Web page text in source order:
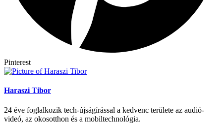
Pinterest
Haraszi Tibor
24 éve foglalkozik tech-újságírással a kedvenc területe az audió-
videó, az okosotthon és a mobiltechnológia.